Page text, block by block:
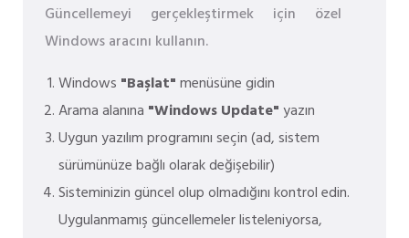
Güncellemeyi gerçekleştirmek için özel
Windows aracını kullanın.
Windows "Başlat"menüsüne gidin
Arama alanına "Windows Update"yazın
Uygun yazılım programını seçin (ad, sistem
sürümünüze bağlı olarak değişebilir)
Sisteminizin güncel olup olmadığını kontrol edin.
Uygulanmamış güncellemeler listeleniyorsa,